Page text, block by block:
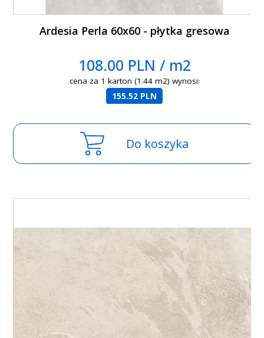
Ardesia Perla 60x60 - płytka gresowa
108.00 PLN / m2
cena za 1 karton (1.44 m2) wynosi:
155.52 PLN
Do koszyka